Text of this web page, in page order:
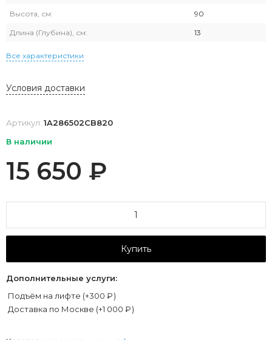
Высота, см: 90
Длина (Глубина), см: 13
Все характеристики
Условия доставки
Артикул: 1A286502CB820
В наличии
15 650 ₽
Купить
Дополнительные услуги:
Подъём на лифте (+300 ₽)
Доставка по Москве (+1 000 ₽)